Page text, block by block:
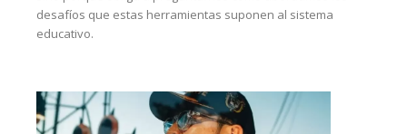
desafíos que estas herramientas suponen al sistema
educativo.